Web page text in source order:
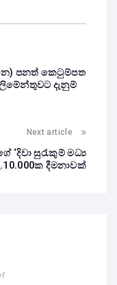
පනත් කෙටුම්පත
දැනුම්
Next article
‘දිවා සුරැකුම් මධ්‍ය
දීමනාවක්